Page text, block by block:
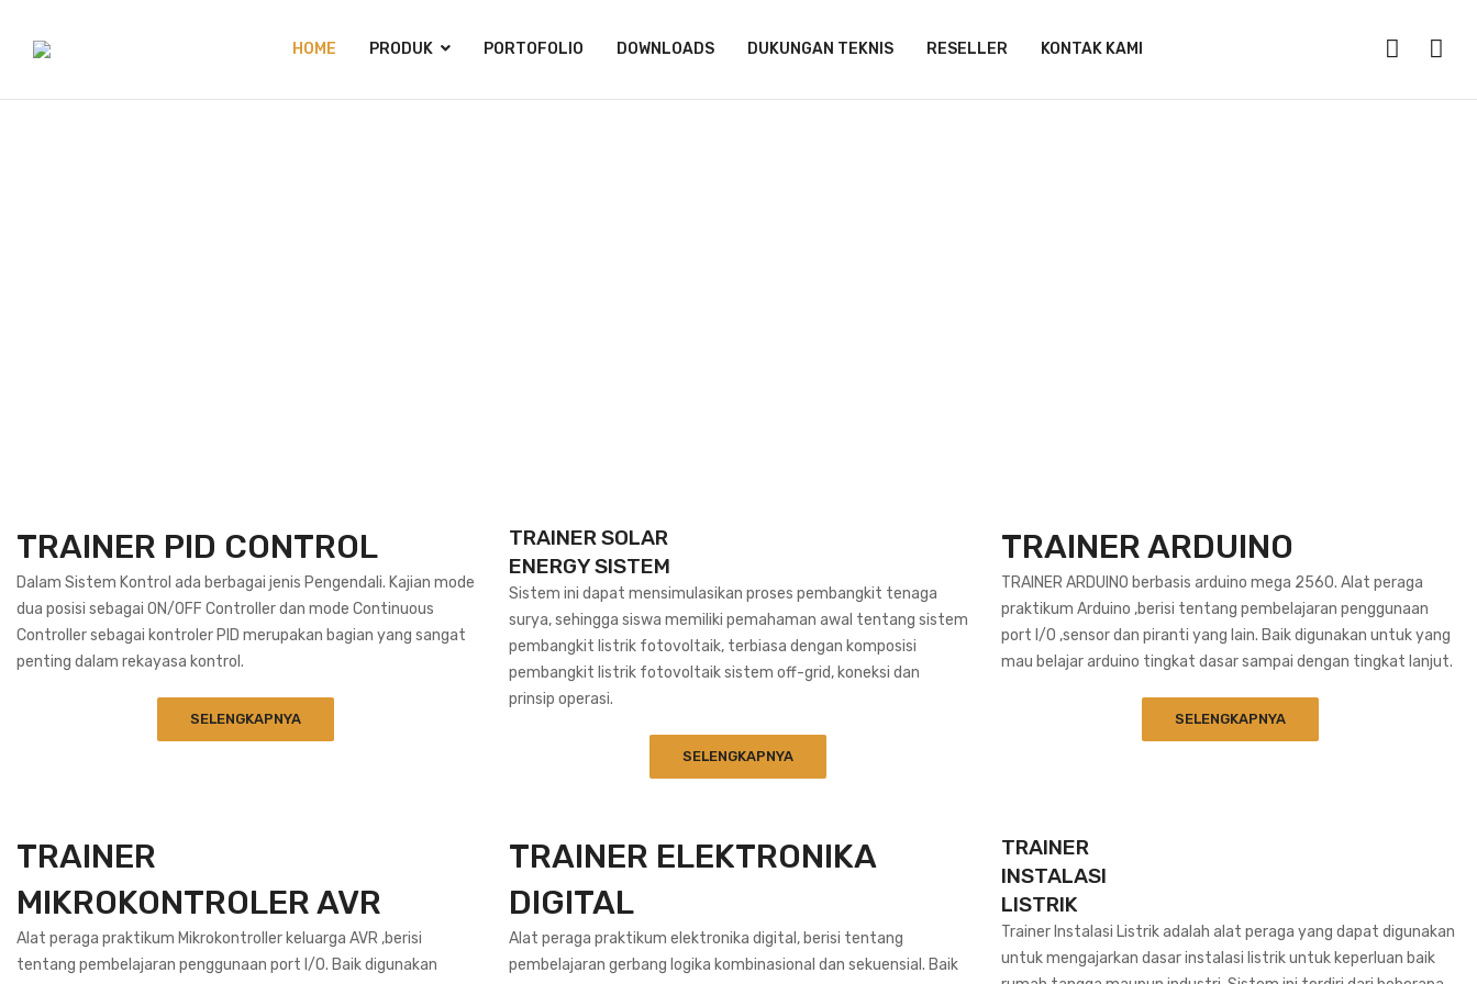
HOME PRODUK PORTOFOLIO DOWNLOADS DUKUNGAN TEKNIS RESELLER KONTAK KAMI
TRAINER PID CONTROL
Dalam Sistem Kontrol ada berbagai jenis Pengendali. Kajian mode
dua posisi sebagai ON/OFF Controller dan mode Continuous
Controller sebagai kontroler PID merupakan bagian yang sangat
penting dalam rekayasa kontrol.
SELENGKAPNYA
TRAINER SOLAR
ENERGY SISTEM
Sistem ini dapat mensimulasikan proses pembangkit tenaga
surya, sehingga siswa memiliki pemahaman awal tentang sistem
pembangkit listrik fotovoltaik, terbiasa dengan komposisi
pembangkit listrik fotovoltaik sistem off-grid, koneksi dan
prinsip operasi.
SELENGKAPNYA
TRAINER ARDUINO
TRAINER ARDUINO berbasis arduino mega 2560. Alat peraga
praktikum Arduino ,berisi tentang pembelajaran penggunaan
port I/O ,sensor dan piranti yang lain. Baik digunakan untuk yang
mau belajar arduino tingkat dasar sampai dengan tingkat lanjut.
SELENGKAPNYA
TRAINER
MIKROKONTROLER AVR
Alat peraga praktikum Mikrokontroller keluarga AVR ,berisi
tentang pembelajaran penggunaan port I/O. Baik digunakan
TRAINER ELEKTRONIKA
DIGITAL
Alat peraga praktikum elektronika digital, berisi tentang
pembelajaran gerbang logika kombinasional dan sekuensial. Baik
TRAINER
INSTALASI
LISTRIK
Trainer Instalasi Listrik adalah alat peraga yang dapat digunakan
untuk mengajarkan dasar instalasi listrik untuk keperluan baik